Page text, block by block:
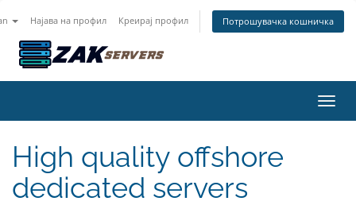
Најава на профил Креирај профил Потрошувачка кошничка
High quality offshore
dedicated servers